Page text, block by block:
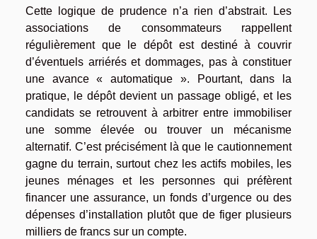
Cette logique de prudence n’a rien d’abstrait. Les
associations de consommateurs rappellent
régulièrement que le dépôt est destiné à couvrir
d’éventuels arriérés et dommages, pas à constituer
une avance « automatique ». Pourtant, dans la
pratique, le dépôt devient un passage obligé, et les
candidats se retrouvent à arbitrer entre immobiliser
une somme élevée ou trouver un mécanisme
alternatif. C’est précisément là que le cautionnement
gagne du terrain, surtout chez les actifs mobiles, les
jeunes ménages et les personnes qui préfèrent
financer une assurance, un fonds d’urgence ou des
dépenses d’installation plutôt que de figer plusieurs
milliers de francs sur un compte.